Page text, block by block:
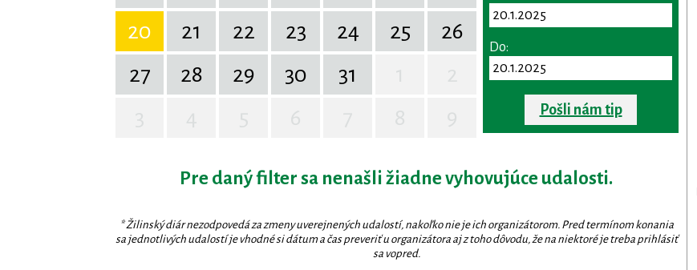
20
21 22 23 24 25
26
27
28 29 30 31
Do:
Pošli nám tip
Pre daný filter sa nenašli žiadne vyhovujúce udalosti.
* Žilinský diár nezodpovedá za zmeny uverejnených udalostí, nakoľko nie je ich organizátorom. Pred termínom konania
sa jednotlivých udalostí je vhodné si dátum a čas preveriť u organizátora aj z toho dôvodu, že na niektoré je treba prihlásiť
sa vopred.